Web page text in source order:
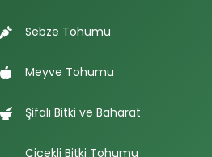
Sebze Tohumu
Meyve Tohumu
Şifalı Bitki ve Baharat
Çiçekli Bitki Tohumu